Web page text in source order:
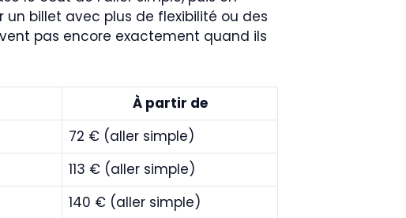
billet avec plus de flexibilité ou des
pas encore exactement quand ils
À partir de
72 € (aller simple)
113 € (aller simple)
140 € (aller simple)